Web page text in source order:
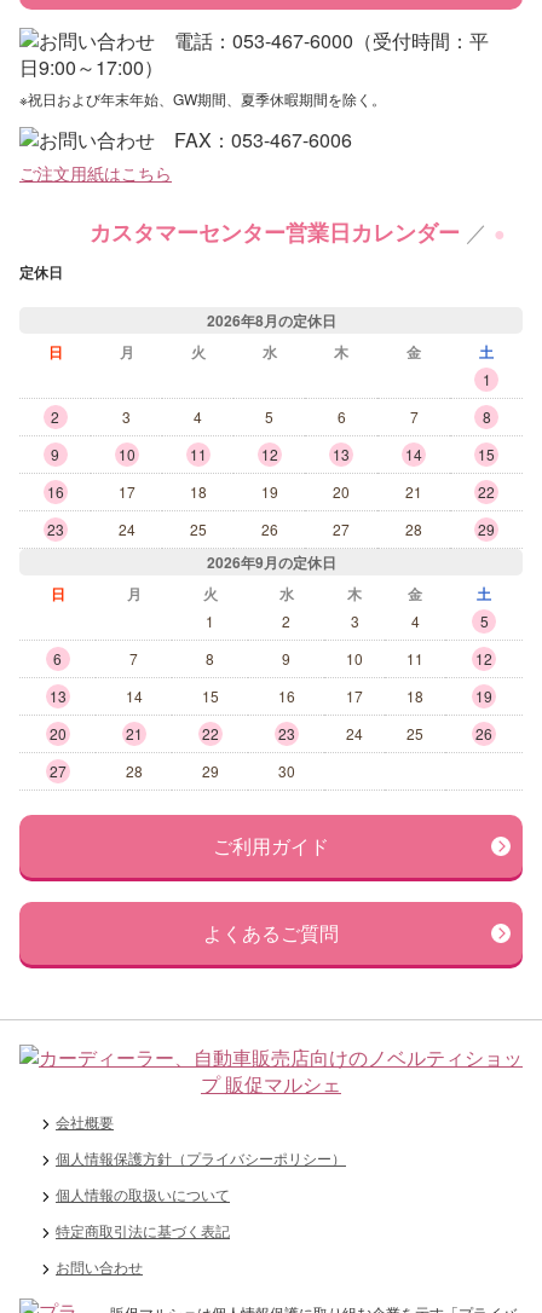
※祝日および年末年始、GW期間、夏季休暇期間を除く。
ご注文用紙はこちら
カスタマーセンター営業日カレンダー ／ ●
定休日
2026年8月の定休日
日
月 火 水 木 金 土
1
2
3 4 5 6 7
8
9
10 11 12 13 14
15
16
17 18 19 20 21
22
23
24 25 26 27 28 29
2026年9月の定休日
日
月 火 水 木 金 土
1 2 3 4
5
6
7 8 9 10 11
12
13
14 15 16 17 18
19
20
21 22 23 24 25
26
27
28 29 30
ご利用ガイド
よくあるご質問
会社概要
個人情報保護方針（プライバシーポリシー）
個人情報の取扱いについて
特定商取引法に基づく表記
お問い合わせ